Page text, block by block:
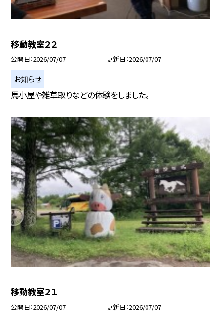
移動教室２２
公開日 2026/07/07 更新日 2026/07/07
お知らせ
馬小屋や雑草取りなどの体験をしました。
移動教室２１
公開日 2026/07/07 更新日 2026/07/07